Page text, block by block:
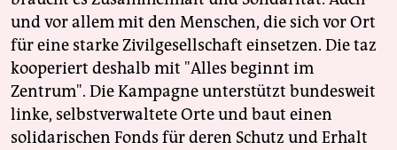
und vor allem mit den Menschen, die sich vor Ort
für eine starke Zivilgesellschaft einsetzen. Die taz
kooperiert deshalb mit "Alles beginnt im
Zentrum". Die Kampagne unterstützt bundesweit
linke, selbstverwaltete Orte und baut einen
solidarischen Fonds für deren Schutz und Erhalt